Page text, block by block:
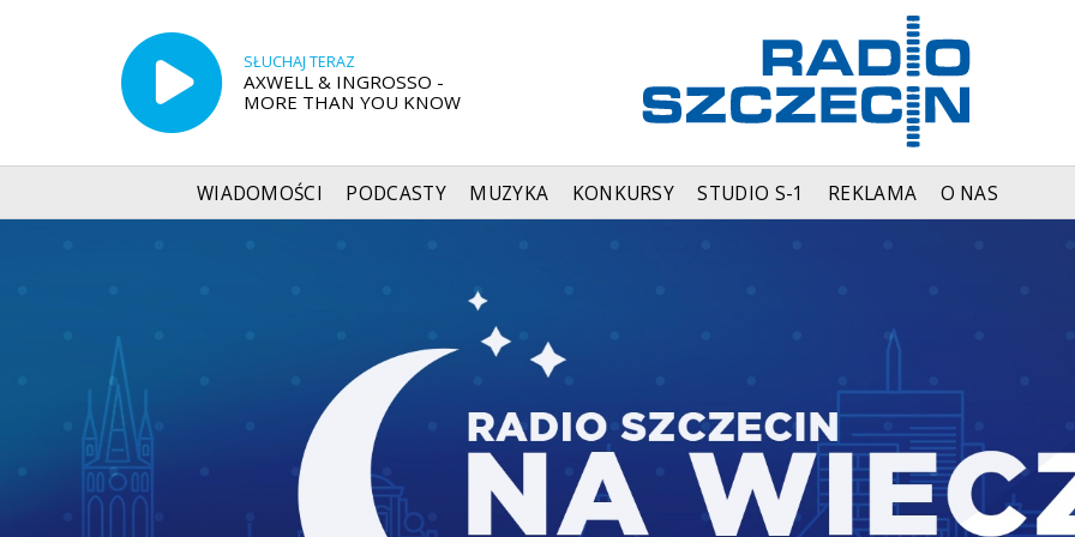
SŁUCHAJ TERAZ
AXWELL & INGROSSO -
MORE THAN YOU KNOW
WIADOMOŚCI PODCASTY MUZYKA KONKURSY STUDIO S-1 REKLAMA O NAS